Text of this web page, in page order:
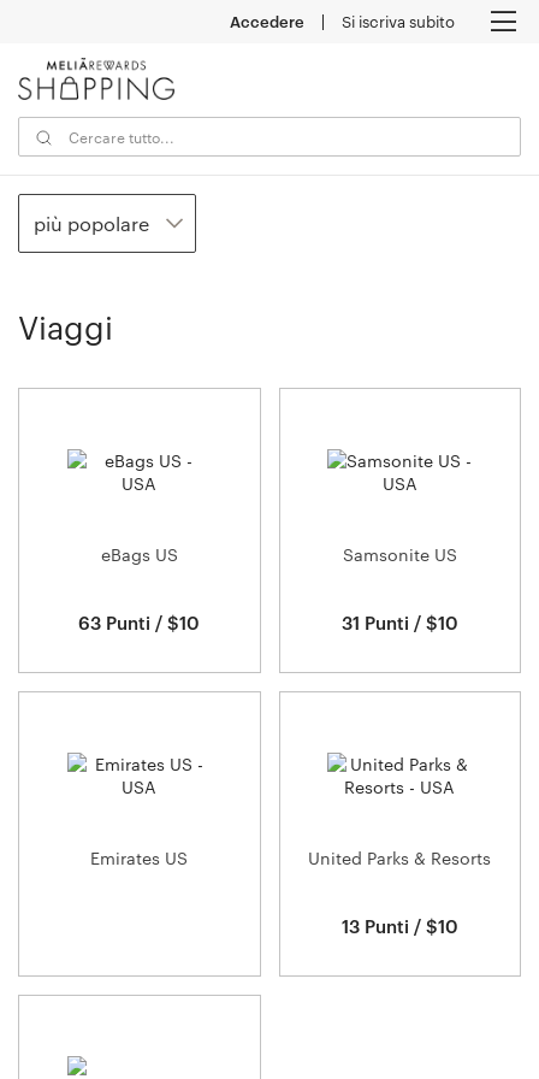
Accedere Si iscriva subito
più popolare
Viaggi
eBags US
63 Punti / $10
Samsonite US
31 Punti / $10
Emirates US United Parks & Resorts
13 Punti / $10